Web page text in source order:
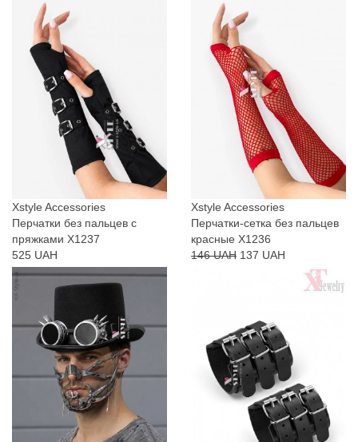
Xstyle Accessories
Перчатки без пальцев с
пряжками X1237
525 UAH
Xstyle Accessories
Перчатки-сетка без пальцев
красные X1236
146 UAH 137 UAH